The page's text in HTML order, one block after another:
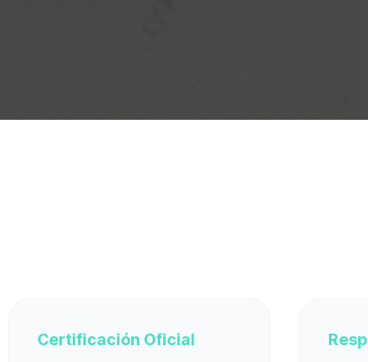
Certificación Oficial